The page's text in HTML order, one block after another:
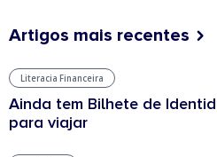
Artigos mais recentes
Literacia Financeira
Ainda tem Bilhete de
para viajar